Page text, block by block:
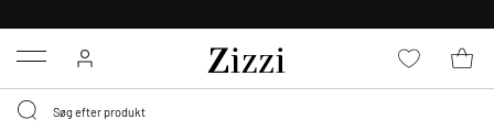
Menu